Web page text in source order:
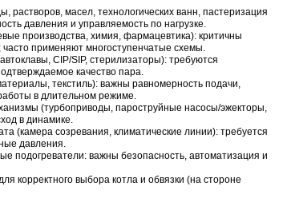
растворов, масел, технологических ванн, пастеризация
давления и управляемость по нагрузке.
производства, химия, фармацевтика): критичны
применяют многоступенчатые схемы.
CIP/SIP, стерилизаторы): требуются
качество пара.
текстиль): важны равномерность подачи,
в длительном режиме.
(турбоприводы, пароструйные насосы/эжекторы,
в динамике.
(камера созревания, климатические линии): требуется
давления.
подогреватели: важны безопасность, автоматизация и
корректного выбора котла и обвязки (на стороне